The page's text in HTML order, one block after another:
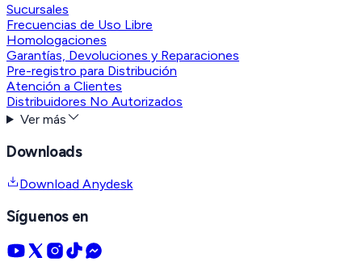
Sucursales
Frecuencias de Uso Libre
Homologaciones
Garantías, Devoluciones y Reparaciones
Pre-registro para Distribución
Atención a Clientes
Distribuidores No Autorizados
Ver más
Downloads
Download Anydesk
Síguenos en